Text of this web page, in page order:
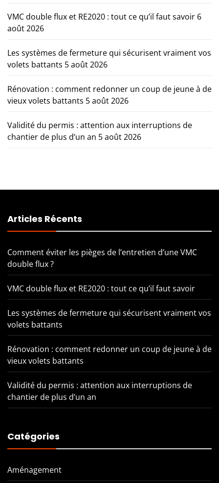
VMC double flux et RE2020 : tout ce qu’il faut savoir 6
août 2026
Les systèmes de fermeture qui sécurisent vraiment vos
volets battants 5 août 2026
Rénovation : comment redonner un coup de jeune à de
vieux volets battants 5 août 2026
Validité du permis : attention aux interruptions de
chantier de plus d’un an 5 août 2026
Articles Récents
Comment éviter les pièges de l’entretien d’une VMC
double flux ?
VMC double flux et RE2020 : tout ce qu’il faut savoir
Les systèmes de fermeture qui sécurisent vraiment vos
volets battants
Rénovation : comment redonner un coup de jeune à de
vieux volets battants
Validité du permis : attention aux interruptions de
chantier de plus d’un an
Catégories
Aménagement